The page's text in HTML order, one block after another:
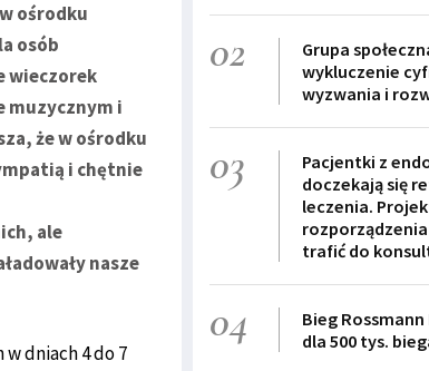
ośrodku
osób
wieczorek
muzycznym i
że w ośrodku
i chętnie
ale
nasze
dniach 4 do 7
02
Grupa
wykluczenie
wyzwania i
03
Pacjentki z
doczekają się
leczenia.
trafić do
04
Bieg
dla 500 tys.